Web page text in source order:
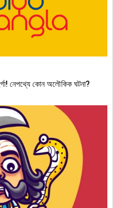
নেপথ্যে কোন অলৌকিক ঘটনা?